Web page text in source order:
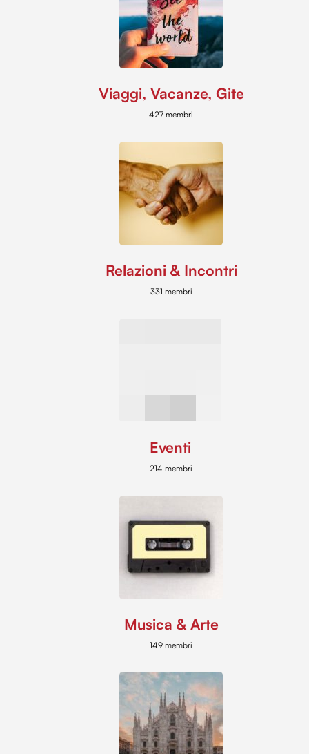
Viaggi, Vacanze, Gite
427 membri
Relazioni & Incontri
331 membri
Eventi
214 membri
Musica & Arte
149 membri